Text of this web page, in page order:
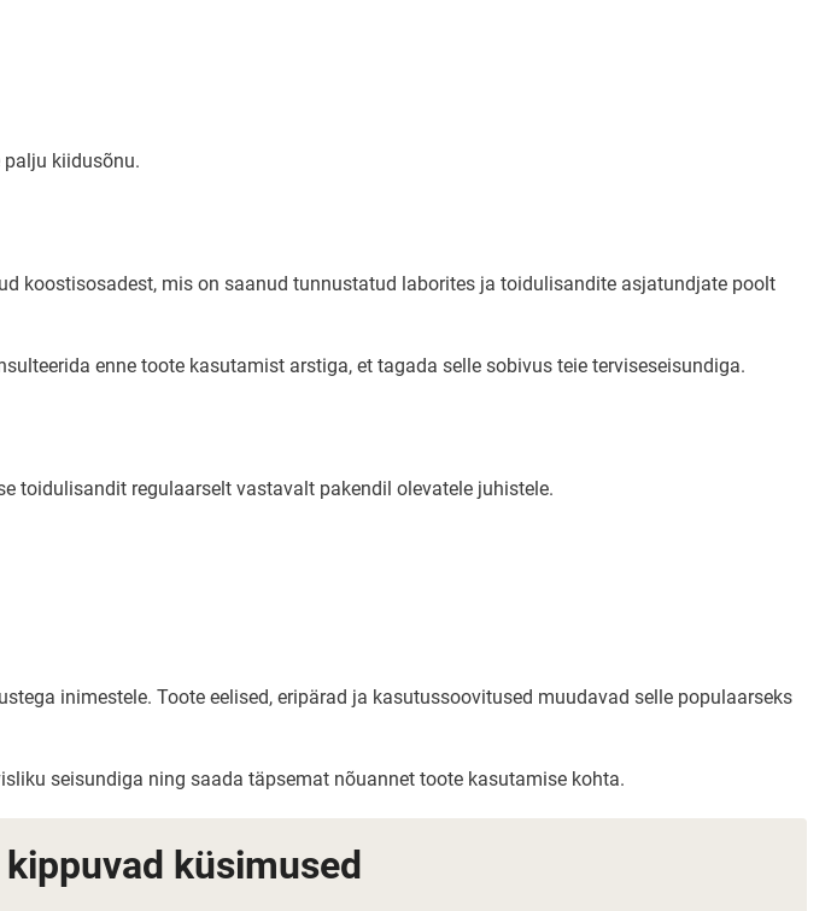
kiidusõnu.
koostisosadest, mis on saanud tunnustatud laborites ja toidulisandite asjatundjate poolt
enne toote kasutamist arstiga, et tagada selle sobivus teie terviseseisundiga.
toidulisandit regulaarselt vastavalt pakendil olevatele juhistele.
inimestele. Toote eelised, eripärad ja kasutussoovitused muudavad selle populaarseks
seisundiga ning saada täpsemat nõuannet toote kasutamise kohta.
küsimused